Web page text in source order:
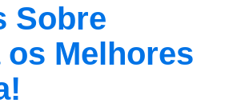
Sobre
Melhores